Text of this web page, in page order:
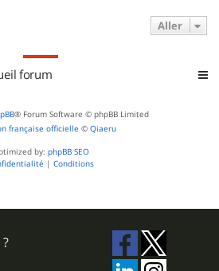
Aller
forum
® Forum Software © phpBB Limited
française officielle © Qiaeru
by: phpBB SEO
| Conditions